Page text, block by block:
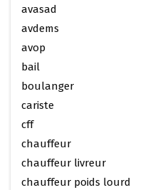
avasad
avdems
avop
bail
boulanger
cariste
cff
chauffeur
chauffeur livreur
chauffeur poids lourd